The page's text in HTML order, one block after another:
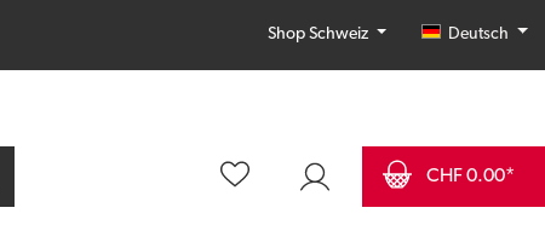
Shop Schweiz Deutsch
CHF 0.00*